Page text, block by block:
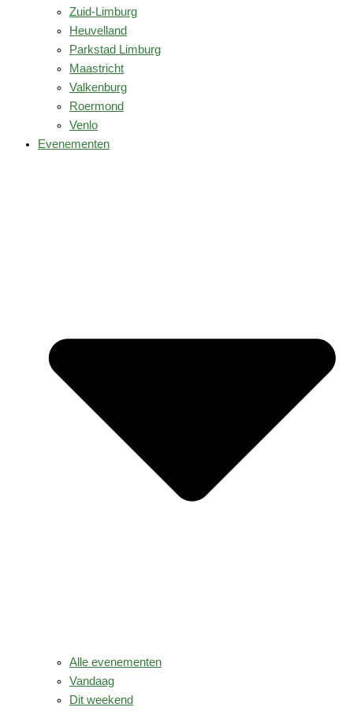
Zuid-Limburg
Heuvelland
Parkstad Limburg
Maastricht
Valkenburg
Roermond
Venlo
Evenementen
Alle evenementen
Vandaag
Dit weekend